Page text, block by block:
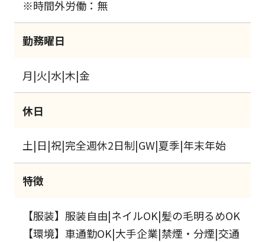
※時間外労働：無
勤務曜日
月|火|水|木|金
休日
土|日|祝|完全週休2日制|GW|夏季|年末年始
特徴
【服装】服装自由|ネイルOK|髪の毛明るめOK
【環境】車通勤OK|大手企業|禁煙・分煙|交通